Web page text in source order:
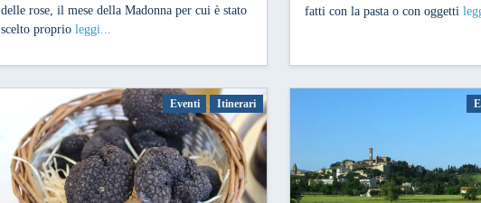
delle rose, il mese della Madonna per cui è stato
scelto proprio leggi...
fatti con la pasta o con oggetti
Eventi Itinerari